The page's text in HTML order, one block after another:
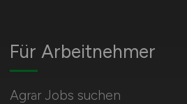
Für Arbeitnehmer
Agrar Jobs suchen